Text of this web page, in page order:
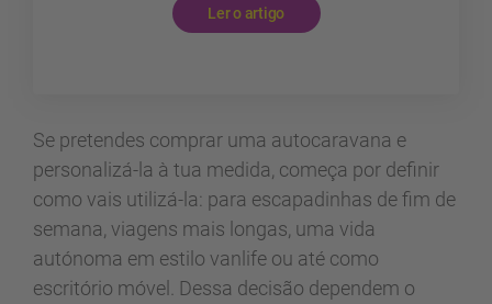
Ler o artigo
Se pretendes comprar uma autocaravana e
personalizá-la à tua medida, começa por definir
como vais utilizá-la: para escapadinhas de fim de
semana, viagens mais longas, uma vida
autónoma em estilo vanlife ou até como
escritório móvel. Dessa decisão dependem o